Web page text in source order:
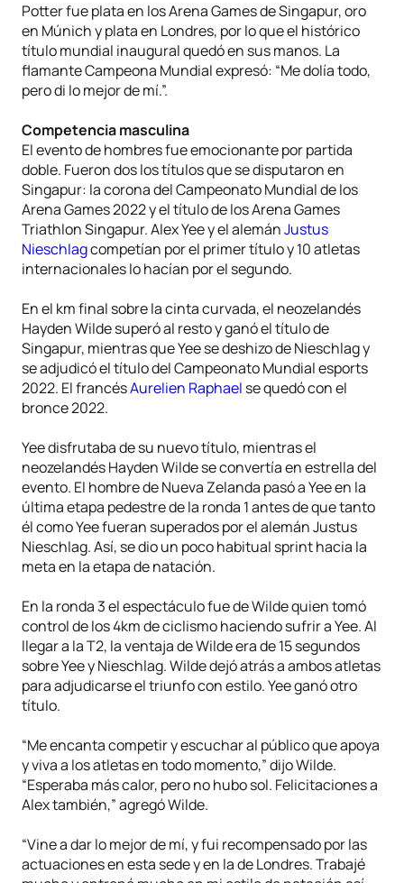
Potter fue plata en los Arena Games de Singapur, oro
en Múnich y plata en Londres, por lo que el histórico
título mundial inaugural quedó en sus manos. La
flamante Campeona Mundial expresó: “Me dolía todo,
pero di lo mejor de mí.”.
Competencia masculina
El evento de hombres fue emocionante por partida
doble. Fueron dos los títulos que se disputaron en
Singapur: la corona del Campeonato Mundial de los
Arena Games 2022 y el título de los Arena Games
Triathlon Singapur. Alex Yee y el alemánJustus
Nieschlagcompetían por el primer título y 10 atletas
internacionales lo hacían por el segundo.
En el km final sobre la cinta curvada, el neozelandés
Hayden Wilde superó al resto y ganó el título de
Singapur, mientras que Yee se deshizo de Nieschlag y
se adjudicó el título del Campeonato Mundial esports
2022. El francésAurelien Raphael se quedó con el
bronce 2022.
Yee disfrutaba de su nuevo título, mientras el
neozelandés Hayden Wilde se convertía en estrella del
evento. El hombre de Nueva Zelanda pasó a Yee en la
última etapa pedestre de la ronda 1 antes de que tanto
él como Yee fueran superados por el alemán Justus
Nieschlag. Así, se dio un poco habitual sprint hacia la
meta en la etapa de natación.
En la ronda 3 el espectáculo fue de Wilde quien tomó
control de los 4km de ciclismo haciendo sufrir a Yee. Al
llegar a la T2, la ventaja de Wilde era de 15 segundos
sobre Yee y Nieschlag. Wilde dejó atrás a ambos atletas
para adjudicarse el triunfo con estilo. Yee ganó otro
título.
“Me encanta competir y escuchar al público que apoya
y viva a los atletas en todo momento,” dijo Wilde.
“Esperaba más calor, pero no hubo sol. Felicitaciones a
Alex también,” agregó Wilde.
“Vine a dar lo mejor de mí, y fui recompensado por las
actuaciones en esta sede y en la de Londres. Trabajé